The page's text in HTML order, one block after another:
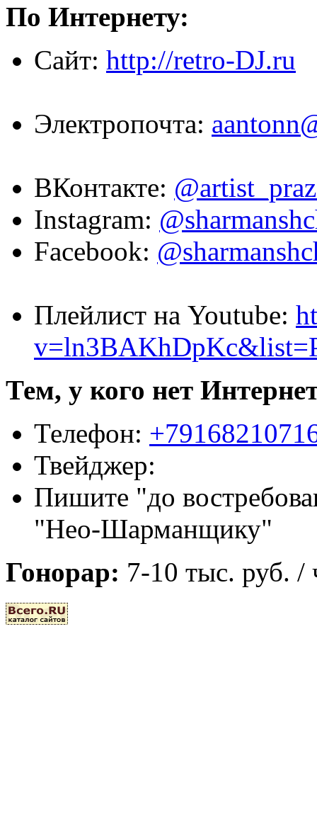
По Интернету:
Сайт: http://retro-DJ.ru
Электропочта:
ВКонтакте:
Instagram:
Facebook:
Плейлист на Youtube:
Тем, у кого нет
Телефон:
Твейджер:
Пишите "до
"Нео-Шарманщику"
Гонорар: 7-10 тыс. руб. /